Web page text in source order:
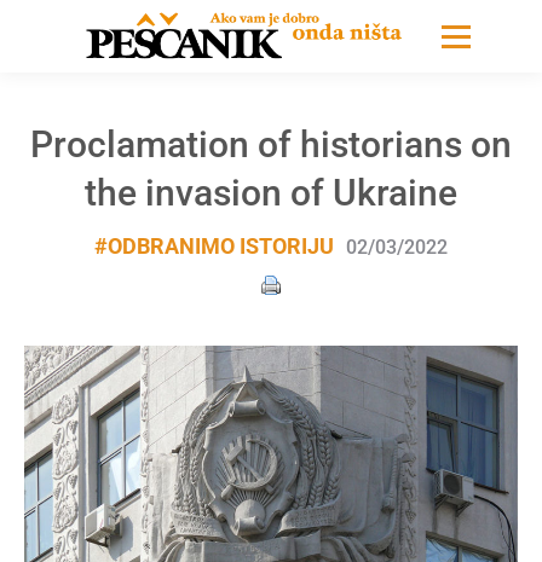
Proclamation of historians on
the invasion of Ukraine
#ODBRANIMO ISTORIJU 02/03/2022